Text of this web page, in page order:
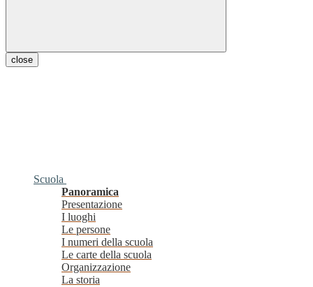
close
Scuola
Panoramica
Presentazione
I luoghi
Le persone
I numeri della scuola
Le carte della scuola
Organizzazione
La storia